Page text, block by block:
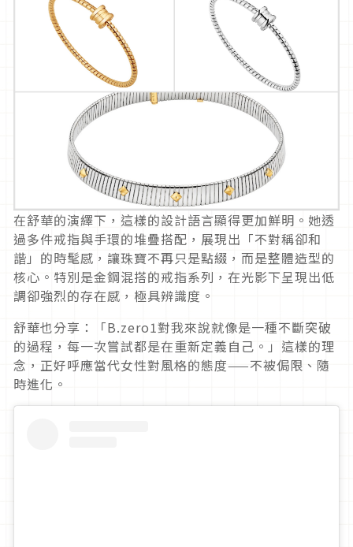
在舒華的演繹下，這樣的設計語言顯得更加鮮明。 她透
過多件戒指與手環的堆疊搭配，展現出「不對稱卻和
諧」 的時髦感，讓珠寶不再只是點綴，而是整體造型的
核心。 特別是金鋼混搭的戒指系列，在光影下呈現出低
調卻強烈的存在感， 極具辨識度。
舒華也分享：「B.zero1對我來說就像是一種不斷突破
的過程， 每一次嘗試都是在重新定義自己。」這樣的理
念， 正好呼應當代女性對風格的態度——不被侷限、隨
時進化。